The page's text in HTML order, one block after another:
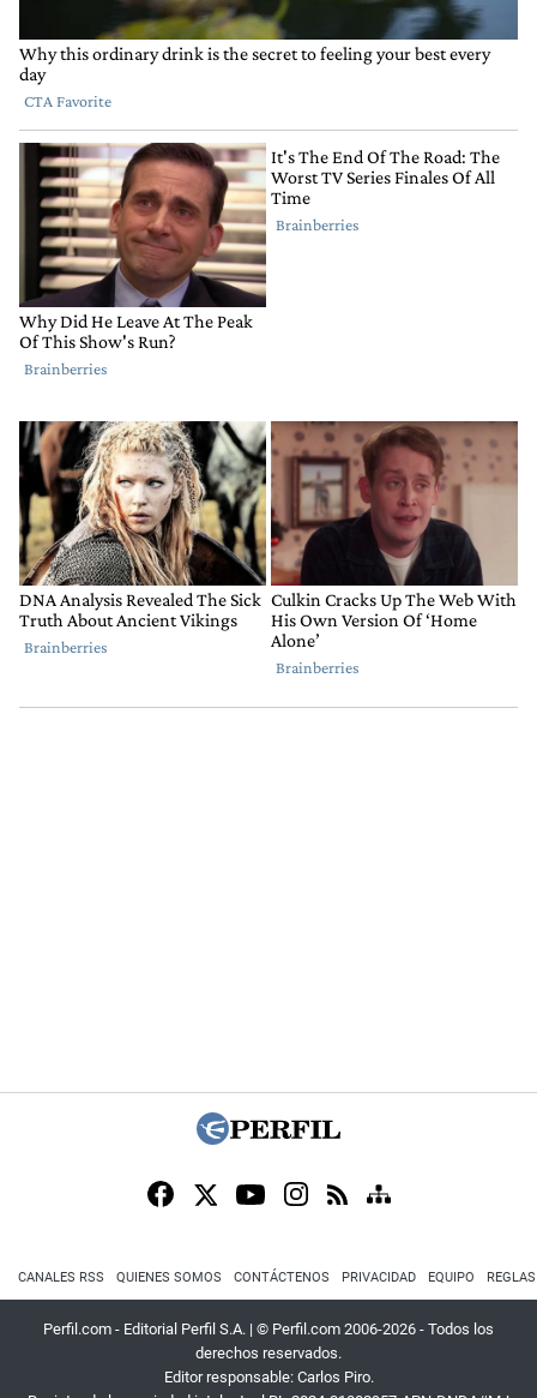
CANALES RSS QUIENES SOMOS CONTÁCTENOS PRIVACIDAD EQUIPO
Perfil.com - Editorial Perfil S.A. | © Perfil.com 2006-2026 - Todos los
derechos reservados.
Editor responsable: Carlos Piro.